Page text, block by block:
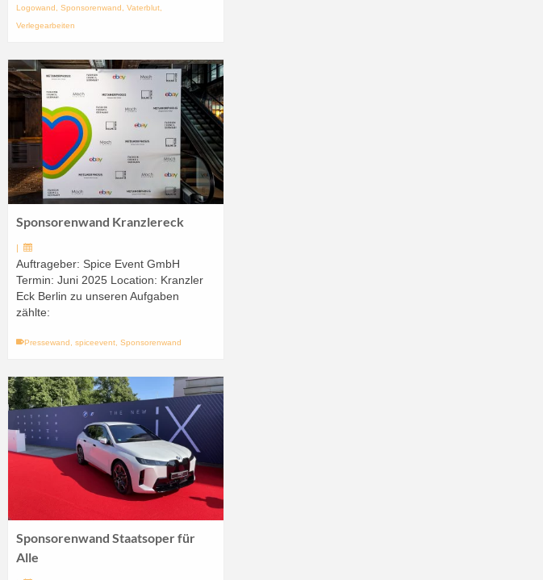
Logowand ,Sponsorenwand ,Vaterblut,
Verlegearbeiten
Sponsorenwand Kranzlereck
|
Auftrageber: Spice Event GmbH
Termin: Juni 2025 Location: Kranzler
Eck Berlin zu unseren Aufgaben
zählte:
Pressewand ,spiceevent ,Sponsorenwand
Sponsorenwand Staatsoper für
Alle